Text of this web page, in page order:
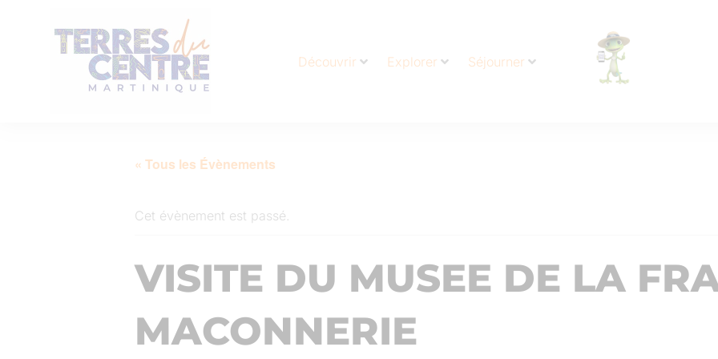
Découvrir Explorer Séjourner
« Tous les Évènements
Cet évènement est passé.
VISITE DU MUSEE DE LA
MACONNERIE